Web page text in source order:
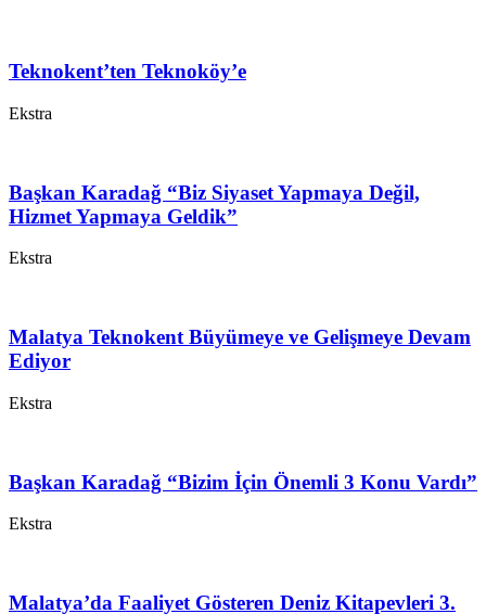
Teknokent’ten Teknoköy’e
Ekstra
Başkan Karadağ “Biz Siyaset Yapmaya Değil,
Hizmet Yapmaya Geldik”
Ekstra
Malatya Teknokent Büyümeye ve Gelişmeye Devam
Ediyor
Ekstra
Başkan Karadağ “Bizim İçin Önemli 3 Konu Vardı”
Ekstra
Malatya’da Faaliyet Gösteren Deniz Kitapevleri 3.